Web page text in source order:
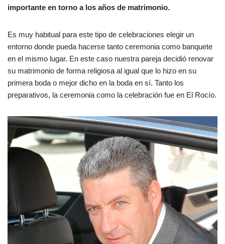
importante en torno a los años de matrimonio.
Es muy habitual para este tipo de celebraciones elegir un
entorno donde pueda hacerse tanto ceremonia como banquete
en el mismo lugar. En este caso nuestra pareja decidió renovar
su matrimonio de forma religiosa al igual que lo hizo en su
primera boda o mejor dicho en la boda en sí. Tanto los
preparativos, la ceremonia como la celebración fue en El Rocío.